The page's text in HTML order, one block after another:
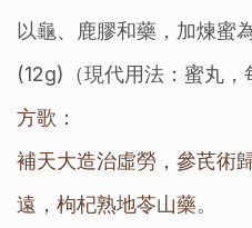
以龜、鹿膠和藥，加煉蜜
(12g)（現代用法：蜜丸，
方歌：
補天大造治虛勞，參芪術
遠，枸杞熟地苓山藥。